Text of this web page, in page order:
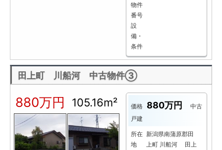
物件
番号
設
備・
条件
田上町 川船河 中古物件③
880万円 105.16m² 価格 880万円
中古
戸建
所在
地
新潟県南蒲原郡田
上町 川船河 田上